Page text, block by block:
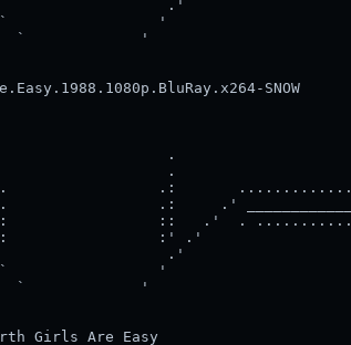
.'
'
`             '
SNOW
.
.
.:
.:     .'
::   .'  .
:' .'
.'
'
`             '
Girls Are Easy